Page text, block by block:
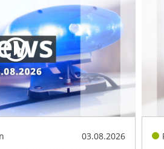
03.08.2026